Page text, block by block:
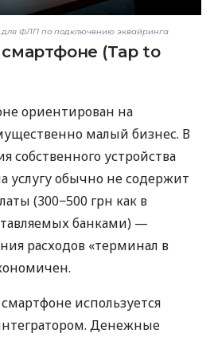
ФЛП по подключению эквайринга
(Tap to
ориентирован на
малый бизнес. В
собственного устройства
услугу обычно не содержит
(300−500 грн как в
банками) —
расходов «терминал в
используется
Денежные